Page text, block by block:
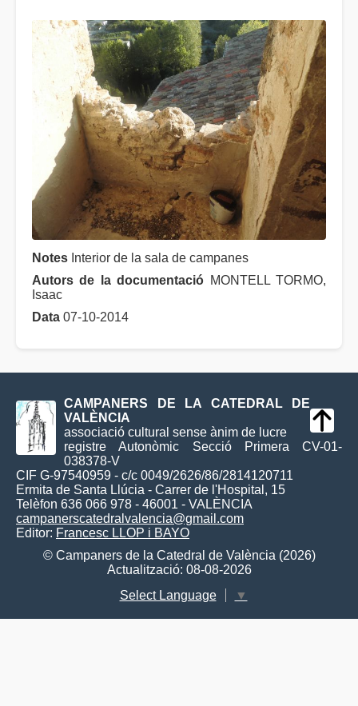
Notes Interior de la sala de campanes
Autors de la documentació MONTELL TORMO,
Isaac
Data 07-10-2014
CAMPANERS DE LA CATEDRAL DE
VALÈNCIA
associació cultural sense ànim de lucre
registre Autonòmic Secció Primera CV-01-
038378-V
CIF G-97540959 - c/c 0049/2626/86/2814120711
Ermita de Santa Llúcia - Carrer de l'Hospital, 15
Telèfon 636 066 978 - 46001 - VALÈNCIA
campanerscatedralvalencia@gmail.com
Editor: Francesc LLOP i BAYO
© Campaners de la Catedral de València (2026)
Actualització: 08-08-2026
Select Language
▼